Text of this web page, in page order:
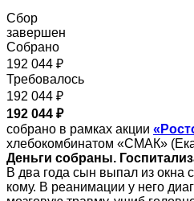
Сбор
завершен
Собрано
192 044 ₽
Требовалось
192 044 ₽
192 044 ₽
собрано в рамках акции
хлебокомбинатом «СМАК»
Деньги собраны.
В два года сын выпал из окна
кому. В реанимации у него